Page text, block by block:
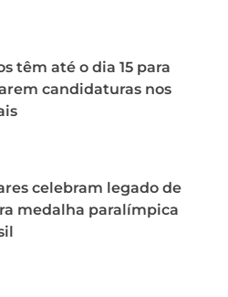
têm até o dia 15 para
candidaturas nos
celebram legado de
medalha paralímpica